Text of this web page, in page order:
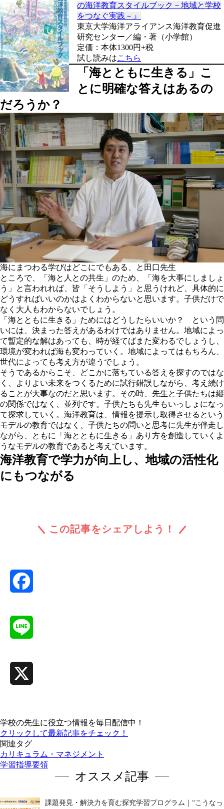
の海洋教育スタイルブック－地域と学校
をつなぐ実践－』
東京大学海洋アライアンス海洋教育促進
研究センター／編・著（小学館）
定価：本体1300円+税
試し読みはこちら
「海とともに生きる」こ
とに明確な答えはあるの
だろうか？
海にまつわる学びはどこにでもある、と田口先生
ところで、「海と人との共生」のため、「海を大事にしましょ
う」と言われれば、皆「そうしよう」と思うけれど、具体的に
どうすればいいのかはよくわからないと思います。子供だけで
なく大人もわからないでしょう。
「海とともに生きる」ためにはどうしたらいいか？ という問
いには、決まった答えがあるわけではありません。地域によっ
て暫定的な解はあっても、時が経てばまた変わるでしょうし、
環境が変われば海も変わっていく。地域によってはもちろん、
世代によっても考え方が違うでしょう。
そうであるからこそ、どこかに落ちている答えを探すのではな
く、よりよい未来をつくるために試行錯誤しながら、考え続け
ることが大事なのだと思います。その時、先生と子供たちは縦
の関係ではなく、並列です。子供たちも先生もいっしょになっ
て探求していく。海洋教育は、情報を提示し取得させるという
モデルの教育ではなく、子供たちの問いと思考に先生が伴走し
ながら、ともに「海とともに生きる」あり方を創造していくよ
うなモデルの教育であると考えています。
海洋教育で学力が向上し、地域の活性化
にもつながる
この記事をシェアしよう！
学校の先生に役立つ情報を毎日配信中！
クリックして最新記事をチェック！
関連タグ
カリキュラム・マネジメント
学習指導要領
オススメ記事
課題発見・解決力を育む探究学習プログラム｜“こうなっ